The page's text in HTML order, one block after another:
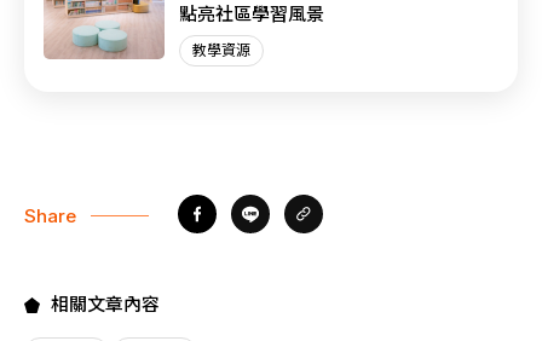
點亮社區學習風景
教學資源
Share
相關文章內容